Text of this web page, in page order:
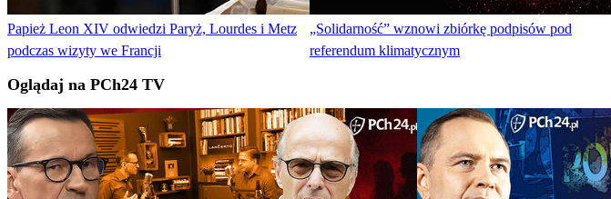
Papież Leon XIV odwiedzi Paryż, Lourdes i Metz
podczas wizyty we Francji
„Solidarność” wznowi zbiórkę podpisów pod
referendum klimatycznym
Oglądaj na PCh24 TV